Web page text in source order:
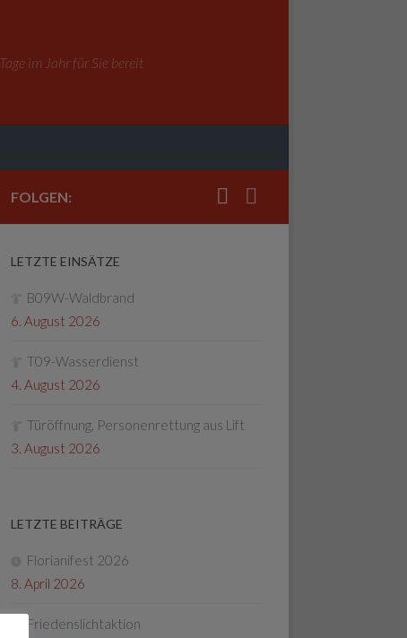
im Jahr für Sie bereit
FOLGEN:
LETZTE EINSÄTZE
B09W-Waldbrand
6. August 2026
T09-Wasserdienst
4. August 2026
Türöffnung, Personenrettung aus Lift
3. August 2026
LETZTE BEITRÄGE
Florianifest 2026
8. April 2026
Friedenslichtaktion